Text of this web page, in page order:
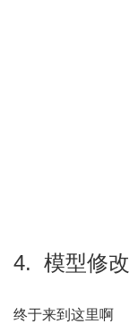
4. 模型修改
终于来到这里啊